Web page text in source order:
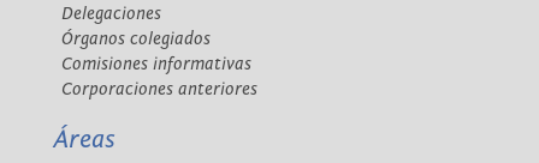
Delegaciones
Órganos colegiados
Comisiones informativas
Corporaciones anteriores
Áreas